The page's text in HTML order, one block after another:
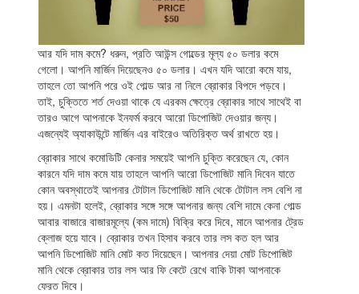
আর যদি দাম কমে? ধরুন, প্রতি আউন্স গোল্ডের মূল্য ৫০ ডলার কমে
গেলো। আপনি মার্জিন দিয়েছেনও ৫০ ডলার। এখন যদি আরো কমে যায়,
তাহলে তো আপনি পরে ওই গোল্ড আর না নিলে ব্রোকার বিপদে পড়বে।
তাই, চুক্তিতে শর্ত দেওয়া থাকে যে এরকম ক্ষেত্রে ব্রোকার সাথে সাথেই বা
তারও আগে আপনাকে ইনফর্ম করবে আরো ডিপোজিট দেওয়ার জন্য।
এজন্যেই অ্যাকাউন্টে মার্জিন এর বাইরেও অতিরিক্ত অর্থ রাখতে হয়।
ব্রোকার সাথে কমোডিটি কেনার সময়েই আপনি চুক্তি করেছেন যে, কোন
কারনে যদি দাম কমে যায় তাহলে আপনি আরো ডিপোজিট মানি দিবেন যাতে
কোন অবস্থাতেই আপনার টোটাল ডিপোজিট মানি থেকে টোটাল লস বেশি না
হয়। এমনটা হলেই, ব্রোকার সঙ্গে সঙ্গে আপনার জন্য বেশি দামে কেনা গোল্ড
আবার বাজারে বাজারমূল্যে (কম দামে) বিক্রি করে দিবে, মানে আপনার ট্রেড
ক্লোজ হয়ে যাবে। ব্রোকার তখন হিসাব করবে তার লস কত হল আর
আপনি ডিপোজিট মানি মোট কত দিয়েছেন। আপনার দেয়া মোট ডিপোজিট
মানি থেকে ব্রোকার তার লস আর ফি কেটে রেখে বাকি টাকা আপনাকে
ফেরত দিবে।